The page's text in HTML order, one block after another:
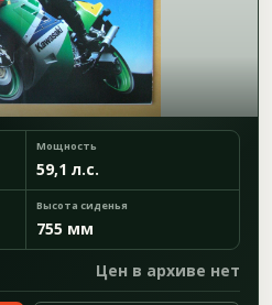
Мощность
59,1 л.с.
Высота сиденья
755 мм
Цен в архиве нет